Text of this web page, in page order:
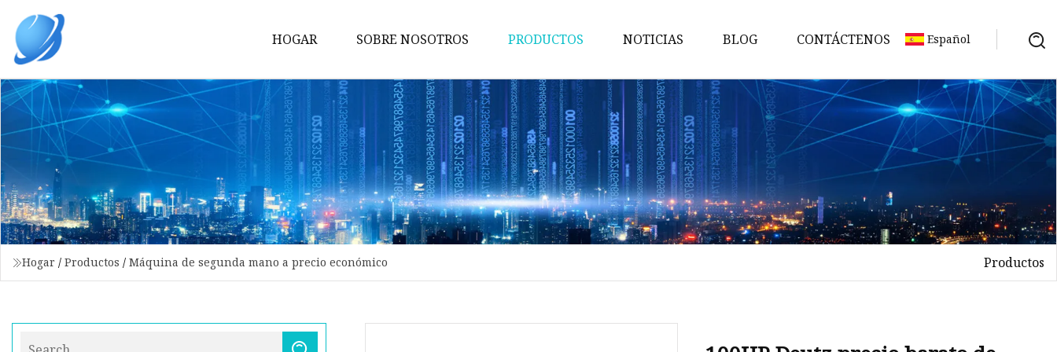
HOGAR SOBRE NOSOTROS PRODUCTOS
Máquina para fabricar placas
Máquina de parcheo de ventanas
Máquina para fabricar cajas de
regalo
Máquina para fabricar bolsas de
papel
Máquina de laminación de flauta
NOTICIAS BLOG CONTÁCTENOS Español
Hogar / Productos / Máquina de segunda mano a precio económico Productos